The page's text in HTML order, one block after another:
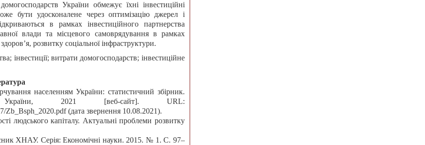
України обмежує їхні інвестиційні
бути удосконалене через оптимізацію джерел і
в рамках інвестиційного партнерства
влади та місцевого самоврядування в рамках
розвитку соціальної інфраструктури.
інвестиції; витрати домогосподарств; інвестиційне
населенням України: статистичний збірник.
2021 [веб-сайт]. URL:
(дата звернення 10.08.2021).
людського капіталу. Актуальні проблеми розвитку
ХНАУ. Серія: Економічні науки. 2015. № 1. С. 97–